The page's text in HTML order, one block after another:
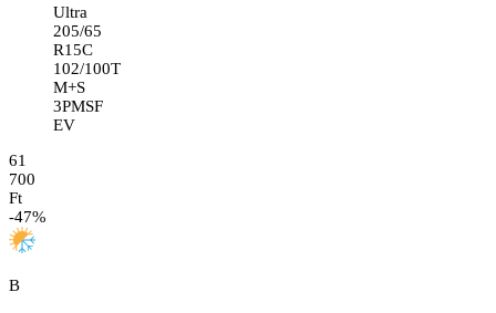
Ultra
205/65
R15C
102/100T
M+S
3PMSF
EV
61
700
Ft
-47%
B